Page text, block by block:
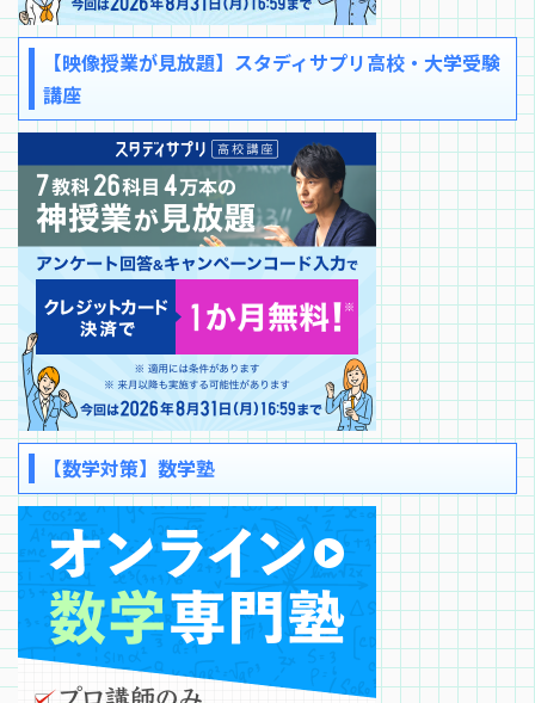
【映像授業が見放題】スタディサプリ高校・大学受験
講座
【数学対策】数学塾